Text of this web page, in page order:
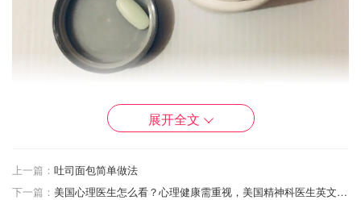
含有53种维生素矿物质以及抗氧化剂，可以帮助维持男性身
体的能量水平、提升自身免疫力、精力，适合因工作繁忙，
展开全文
上一篇： 吐司面包简单做法
下一篇：
美国心理医生怎么看？心理健康需重视，美国精神科医生英文、诊治、费用详解